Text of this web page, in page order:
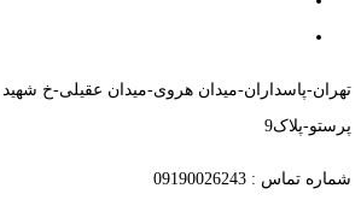
تهران-پاسداران-میدان هروی-میدان عقیلی-خ
پرستو-پلاک9
شماره تماس : 09190026243